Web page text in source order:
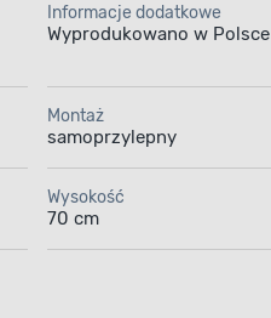
Informacje dodatkowe
Wyprodukowano w Polsce
Montaż
samoprzylepny
Wysokość
70 cm